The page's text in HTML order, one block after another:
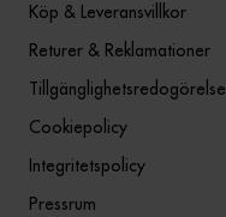
Köp & Leveransvillkor
Returer & Reklamationer
Tillgänglighetsredogörelse
Cookiepolicy
Integritetspolicy
Pressrum